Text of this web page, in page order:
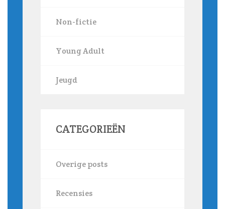
Non-fictie
Young Adult
Jeugd
CATEGORIEËN
Overige posts
Recensies